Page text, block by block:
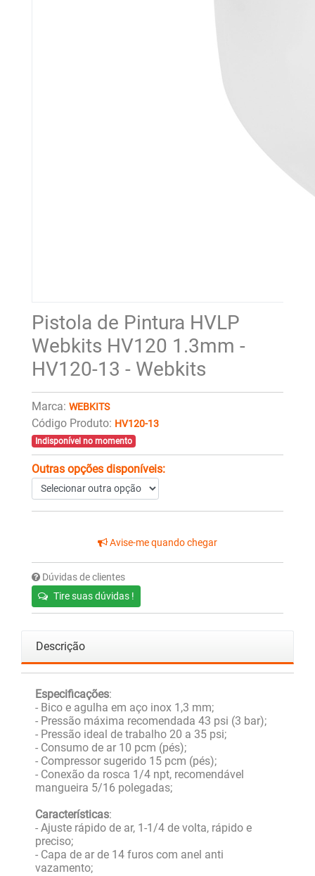
Pistola de Pintura HVLP
Webkits HV120 1.3mm -
HV120-13 - Webkits
Marca: WEBKITS
Código Produto: HV120-13
Indisponível no momento
Outras opções disponíveis:
Avise-me quando chegar
Dúvidas de clientes
Tire suas dúvidas !
Descrição
Especificações:
- Bico e agulha em aço inox 1,3 mm;
- Pressão máxima recomendada 43 psi (3 bar);
- Pressão ideal de trabalho 20 a 35 psi;
- Consumo de ar 10 pcm (pés);
- Compressor sugerido 15 pcm (pés);
- Conexão da rosca 1/4 npt, recomendável
mangueira 5/16 polegadas;
Características:
- Ajuste rápido de ar, 1-1/4 de volta, rápido e
preciso;
- Capa de ar de 14 furos com anel anti
vazamento;